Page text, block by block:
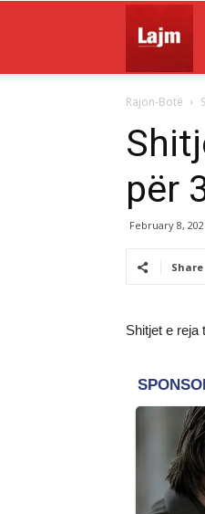
Rajon-Botë
për
February 8,
Share
Shitjet e reja